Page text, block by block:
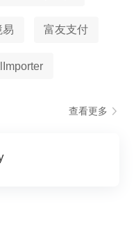
易 富友支付
查看更多